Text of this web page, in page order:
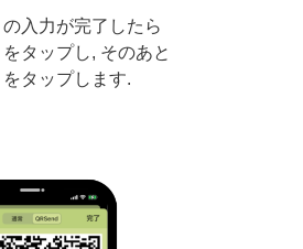
入力が完了したら
をタップし, そのあと
をタップします.